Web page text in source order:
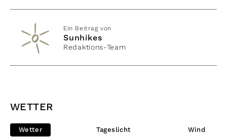
Ein Beitrag von
Sunhikes
Redaktions-Team
WETTER
Wetter Tageslicht Wind